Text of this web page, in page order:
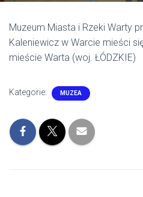
Muzeum Miasta i Rzeki Warty
Kaleniewicz w Warcie mieści
mieście Warta (woj. ŁÓDZKIE)
Kategorie: MUZEA